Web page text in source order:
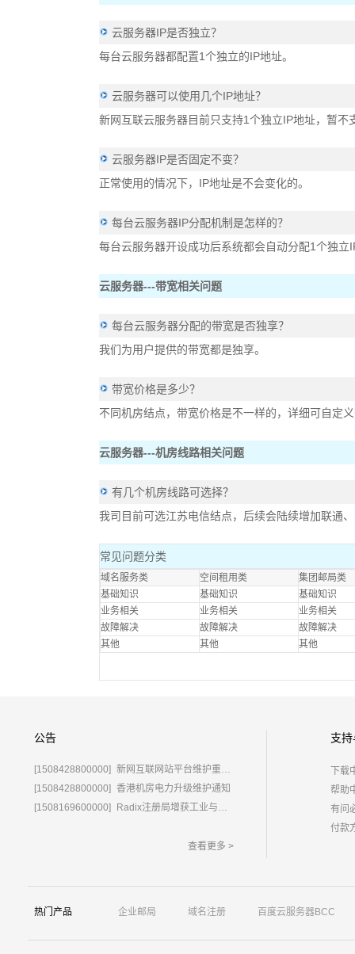
云服务器IP是否独立？
每台云服务器都配置1个独立的IP地址。
云服务器可以使用几个IP地址？
新网互联云服务器目前只支持1个独立IP地址，暂不
云服务器IP是否固定不变？
正常使用的情况下，IP地址是不会变化的。
每台云服务器IP分配机制是怎样的？
每台云服务器开设成功后系统都会自动分配1个独
云服务器---带宽相关问题
每台云服务器分配的带宽是否独享？
我们为用户提供的带宽都是独享。
带宽价格是多少？
不同机房结点，带宽价格是不一样的，详细可自定
云服务器---机房线路相关问题
有几个机房线路可选择？
我司目前可选江苏电信结点，后续会陆续增加联通
常见问题分类
域名服务类 空间租用类
集团邮局类
基础知识
基础知识
基础知识
业务相关
业务相关
业务相关
故障解决
故障解决
故障解决
其他
其他 其他
公告
[1508428800000] 新网互联网站平台维护重要通知
[1508428800000] 香港机房电力升级维护通知
[1508169600000]
Radix注册局增获工业与信息化部域名运营批复
查看更多 >
支
下载
帮助
有问
付款
热门产品 企业邮局 域名注册 百度云服务器BCC